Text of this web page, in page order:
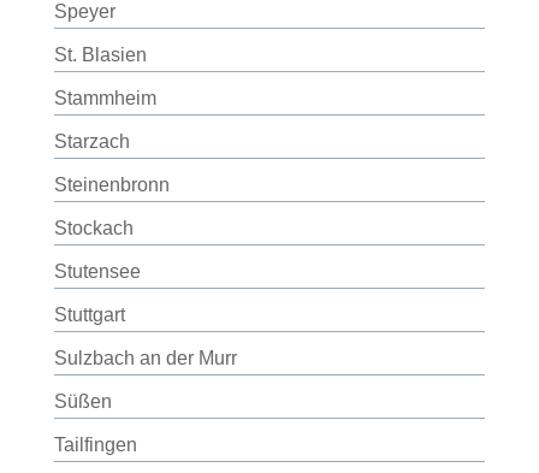
Speyer
St. Blasien
Stammheim
Starzach
Steinenbronn
Stockach
Stutensee
Stuttgart
Sulzbach an der Murr
Süßen
Tailfingen